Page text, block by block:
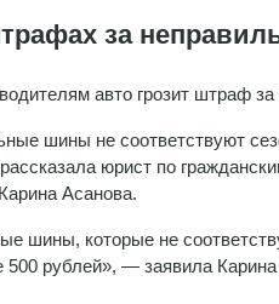
за
авто грозит штраф
шины не соответствуют
юрист по
Асанова.
шины, которые не
рублей», — заявила